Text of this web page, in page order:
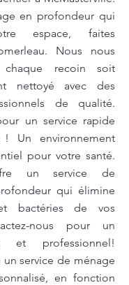
en profondeur qui
espace, faites
Nous nous
chaque recoin soit
nettoyé avec des
de qualité.
un service rapide
Un environnement
pour votre santé.
un service de
qui élimine
bactéries de vos
nous pour un
et professionnel!
service de ménage
en fonction